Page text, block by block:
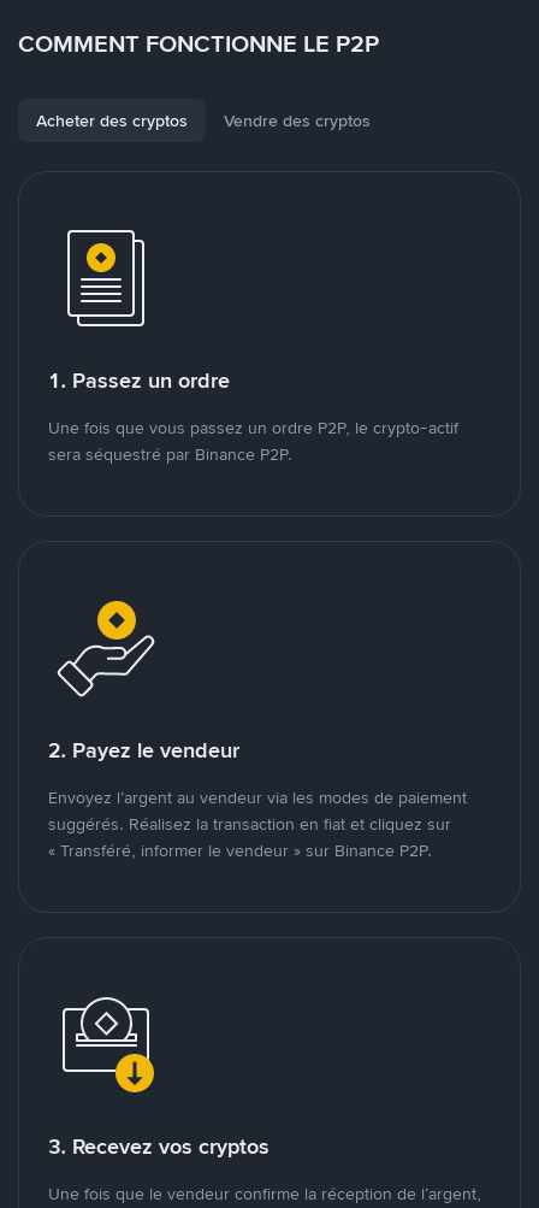
COMMENT FONCTIONNE LE P2P
Acheter des cryptos Vendre des cryptos
1. Passez un ordre
Une fois que vous passez un ordre P2P, le crypto-actif
sera séquestré par Binance P2P.
2. Payez le vendeur
Envoyez l’argent au vendeur via les modes de paiement
suggérés. Réalisez la transaction en fiat et cliquez sur
« Transféré, informer le vendeur » sur Binance P2P.
3. Recevez vos cryptos
Une fois que le vendeur confirme la réception de l’argent,